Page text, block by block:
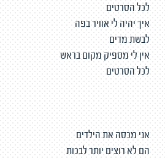
לכל הסרטים
איך יהיה לי אוויר בפה
לבשת מדים
אין לי מספיק מקום בראש
לכל הסרטים
אני מכסה את הילדים
הם לא רוצים יותר לבכות